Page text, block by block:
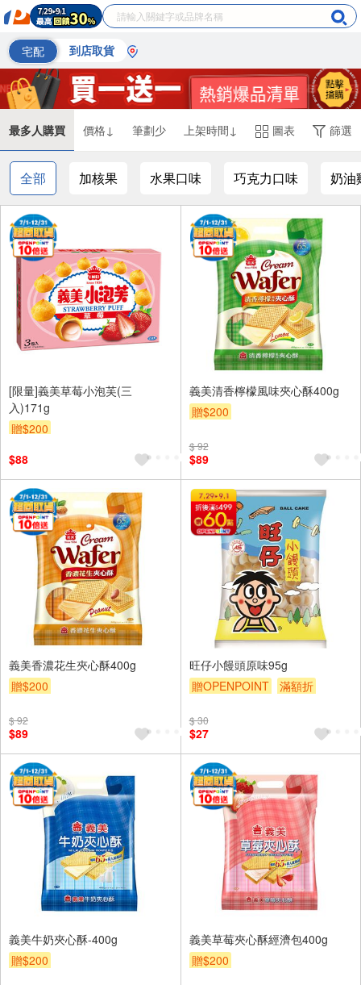
宅配 到店取貨
最多人購買 價格↓ 筆劃少 上架時間↓ 圖表 篩選
全部 加核果 水果口味 巧克力口味 奶油
[限量]義美草莓小泡芙(三
入)171g
贈$200
$88
義美清香檸檬風味夾心酥400g
贈$200
$ 92
$89
義美香濃花生夾心酥400g
贈$200
$ 92
$89
旺仔小饅頭原味95g
贈OPENPOINT
滿額折
$ 30
$27
義美牛奶夾心酥-400g
贈$200
義美草莓夾心酥經濟包400g
贈$200